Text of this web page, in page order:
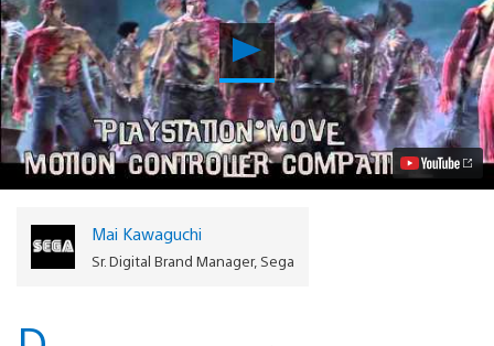
Reproducir
The
House
of
the
Dead
4
en
PSN
Mai Kawaguchi
Sr. Digital Brand Manager, Sega